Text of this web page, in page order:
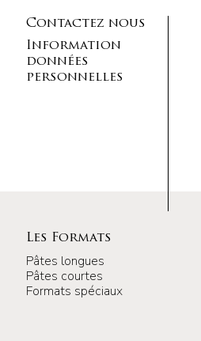
Contactez nous
Information
données
personnelles
Les Formats
Pâtes longues
Pâtes courtes
Formats spéciaux